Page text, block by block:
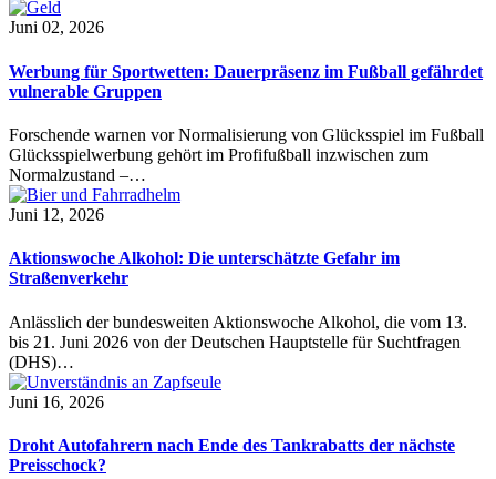
Juni 02, 2026
Werbung für Sportwetten: Dauerpräsenz im Fußball gefährdet
vulnerable Gruppen
Forschende warnen vor Normalisierung von Glücksspiel im Fußball
Glücksspielwerbung gehört im Profifußball inzwischen zum
Normalzustand –…
Juni 12, 2026
Aktionswoche Alkohol: Die unterschätzte Gefahr im
Straßenverkehr
Anlässlich der bundesweiten Aktionswoche Alkohol, die vom 13.
bis 21. Juni 2026 von der Deutschen Hauptstelle für Suchtfragen
(DHS)…
Juni 16, 2026
Droht Autofahrern nach Ende des Tankrabatts der nächste
Preisschock?